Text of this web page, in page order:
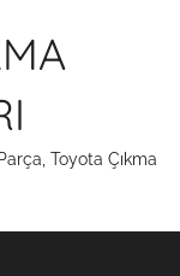
Toyota Çıkma